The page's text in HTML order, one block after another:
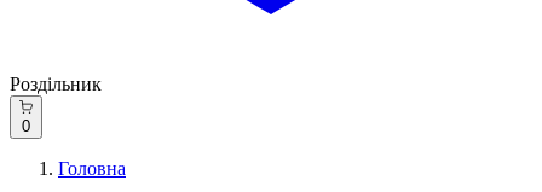
Роздільник
0
Головна